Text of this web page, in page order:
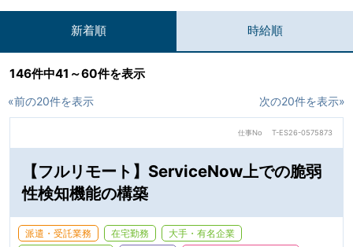
新着順 時給順
146件中41～60件を表示
«前の20件を表示 次の20件を表示»
仕事No T-ES26-0575873
【フルリモート】ServiceNow上での脆弱
性検知機能の構築
派遣・受託業務 在宅勤務
大手・有名企業